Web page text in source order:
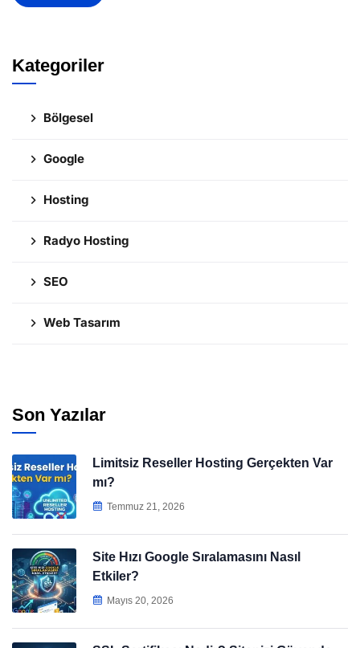
Kategoriler
Bölgesel
Google
Hosting
Radyo Hosting
SEO
Web Tasarım
Son Yazılar
Limitsiz Reseller Hosting Gerçekten Var
mı?
Temmuz 21, 2026
Site Hızı Google Sıralamasını Nasıl
Etkiler?
Mayıs 20, 2026